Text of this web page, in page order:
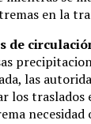
en la
de
las
los traslados
necesidad